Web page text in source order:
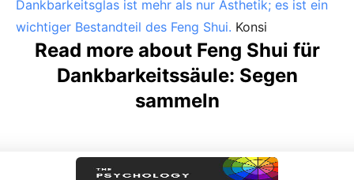
Dankbarkeitsglas ist mehr als nur Ästhetik; es ist ein
wichtiger Bestandteil des Feng Shui. Konsi
Read more about Feng Shui für
Dankbarkeitssäule: Segen
sammeln